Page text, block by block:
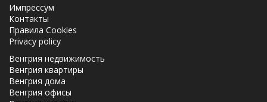
Импрессум
Контакты
Правила Cookies
Privacy policy
Венгрия недвижимость
Венгрия квартиры
Венгрия дома
Венгрия офисы